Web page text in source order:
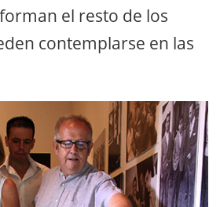
el resto de los
contemplarse en las